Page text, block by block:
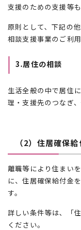
支援のための支援等も
原則として、下記の
相談支援事業のご利
3.居住の相談
生活全般の中で居住
理・支援先のつなぎ
（2）住居確保
離職等により住まい
に、住居確保給付金
す。
詳しい条件等は、「
ください。